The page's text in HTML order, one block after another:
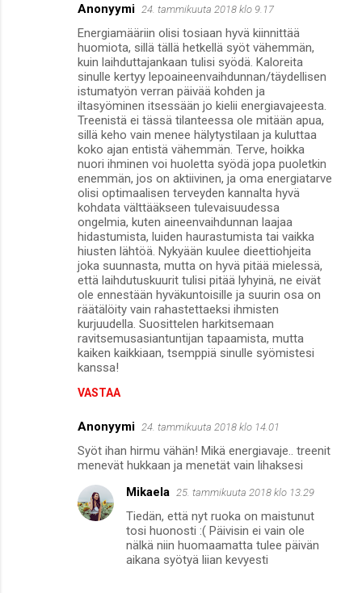
Anonyymi 24. tammikuuta 2018 klo 9.17
Energiamääriin olisi tosiaan hyvä kiinnittää
huomiota, sillä tällä hetkellä syöt vähemmän,
kuin laihduttajankaan tulisi syödä. Kaloreita
sinulle kertyy lepoaineenvaihdunnan/täydellisen
istumatyön verran päivää kohden ja
iltasyöminen itsessään jo kielii energiavajeesta.
Treenistä ei tässä tilanteessa ole mitään apua,
sillä keho vain menee hälytystilaan ja kuluttaa
koko ajan entistä vähemmän. Terve, hoikka
nuori ihminen voi huoletta syödä jopa puoletkin
enemmän, jos on aktiivinen, ja oma energiatarve
olisi optimaalisen terveyden kannalta hyvä
kohdata välttääkseen tulevaisuudessa
ongelmia, kuten aineenvaihdunnan laajaa
hidastumista, luiden haurastumista tai vaikka
hiusten lähtöä. Nykyään kuulee dieettiohjeita
joka suunnasta, mutta on hyvä pitää mielessä,
että laihdutuskuurit tulisi pitää lyhyinä, ne eivät
ole ennestään hyväkuntoisille ja suurin osa on
räätälöity vain rahastettaeksi ihmisten
kurjuudella. Suosittelen harkitsemaan
ravitsemusasiantuntijan tapaamista, mutta
kaiken kaikkiaan, tsemppiä sinulle syömistesi
kanssa!
VASTAA
Anonyymi 24. tammikuuta 2018 klo 14.01
Syöt ihan hirmu vähän! Mikä energiavaje.. treenit
menevät hukkaan ja menetät vain lihaksesi
Mikaela 25. tammikuuta 2018 klo 13.29
Tiedän, että nyt ruoka on maistunut
tosi huonosti :( Päivisin ei vain ole
nälkä niin huomaamatta tulee päivän
aikana syötyä liian kevyesti